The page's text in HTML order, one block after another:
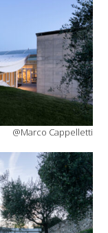
@Marco Cappelletti